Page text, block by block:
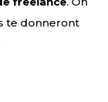
te donneront